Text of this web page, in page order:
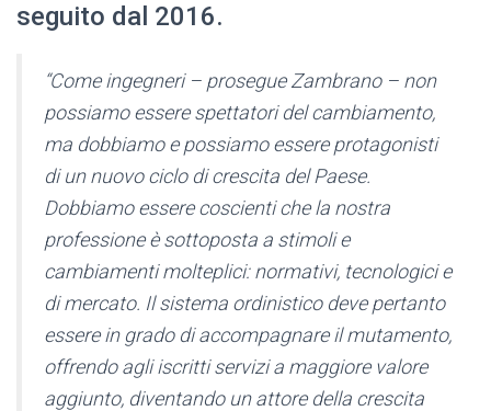
seguito dal 2016.
“Come ingegneri – prosegue Zambrano – non
possiamo essere spettatori del cambiamento,
ma dobbiamo e possiamo essere protagonisti
di un nuovo ciclo di crescita del Paese.
Dobbiamo essere coscienti che la nostra
professione è sottoposta a stimoli e
cambiamenti molteplici: normativi, tecnologici e
di mercato. Il sistema ordinistico deve pertanto
essere in grado di accompagnare il mutamento,
offrendo agli iscritti servizi a maggiore valore
aggiunto, diventando un attore della crescita